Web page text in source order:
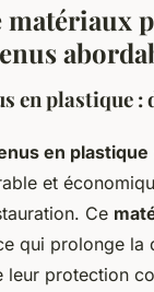
matériaux
en plastique
en plastique
et
Ce
qui prolonge la
leur protection